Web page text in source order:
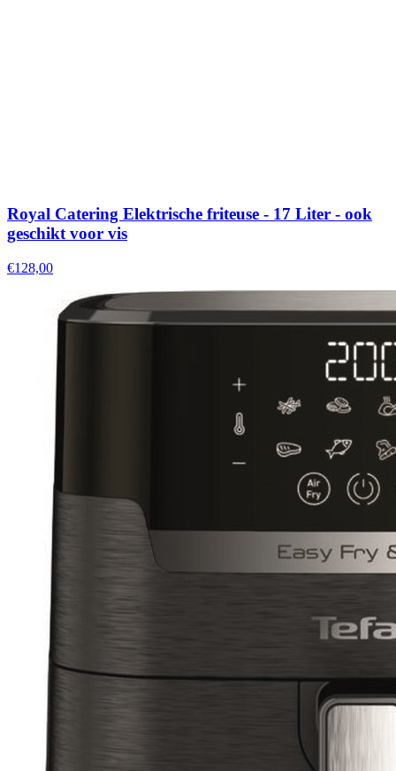
Royal Catering Elektrische friteuse - 17 Liter - ook
geschikt voor vis
€128,00